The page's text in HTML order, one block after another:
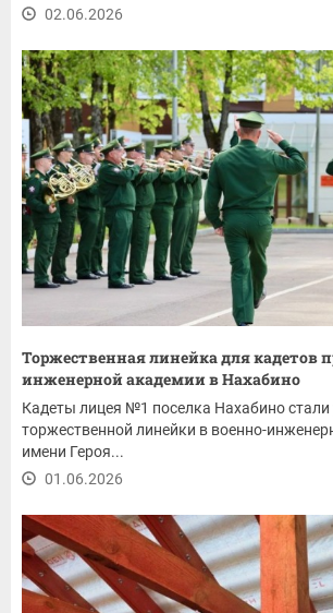
02.06.2026
Торжественная линейка для кадетов
инженерной академии в Нахабино
Кадеты лицея №1 поселка Нахабино стали
торжественной линейки в военно-
имени Героя...
01.06.2026